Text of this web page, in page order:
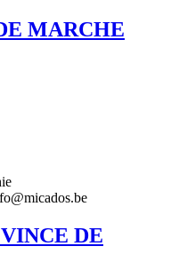
MARCHE
DE